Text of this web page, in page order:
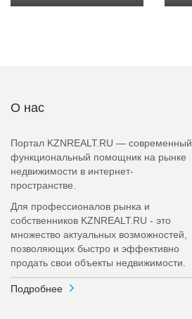
О нас
Портал KZNREALT.RU — современный
функциональный помощник на рынке
недвижимости в интернет-
пространстве.
Для профессионалов рынка и
собственников KZNREALT.RU - это
множество актуальных возможностей,
позволяющих быстро и эффективно
продать свои объекты недвижимости.
Подробнее